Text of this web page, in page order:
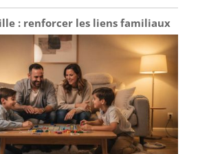
offrir à ses
utilisateurs des
solutions toujours
plus efficaces et
durables
: renforcer les liens familiaux